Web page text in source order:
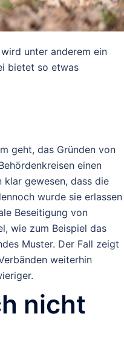
unter anderem ein
bietet so etwas
geht, das Gründen von
einen
klar gewesen, dass die
wurde sie erlassen
Beseitigung von
wie zum Beispiel das
Muster. Der Fall zeigt
weiterhin
nicht